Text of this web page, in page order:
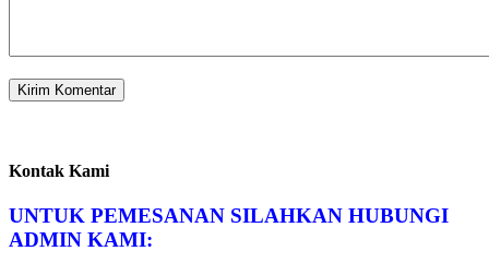
Kontak Kami
UNTUK PEMESANAN SILAHKAN HUBUNGI
ADMIN KAMI: